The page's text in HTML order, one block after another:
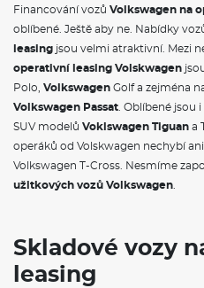
Financování vozů Volkswagen na
oblíbené. Ještě aby ne. Nabídky
leasing jsou velmi atraktivní. Mezi
operativní leasing Volskwagen
Polo, Volkswagen Golf a zejména
Volkswagen Passat. Oblíbené jsou
SUV modelů Voklswagen Tiguan a
operáků od Volskwagen nechybí
Volkswagen T-Cross. Nesmíme
užitkových vozů Volkswagen.
Skladové vozy
leasing